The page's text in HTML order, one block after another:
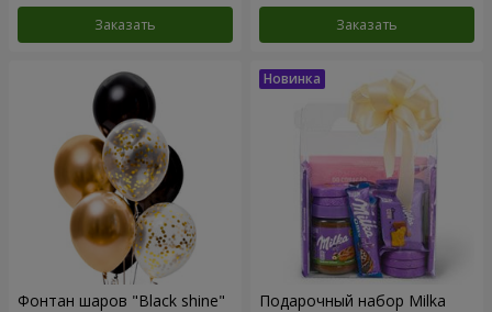
Заказать Заказать
Фонтан шаров "Black shine" Подарочный набор Milka